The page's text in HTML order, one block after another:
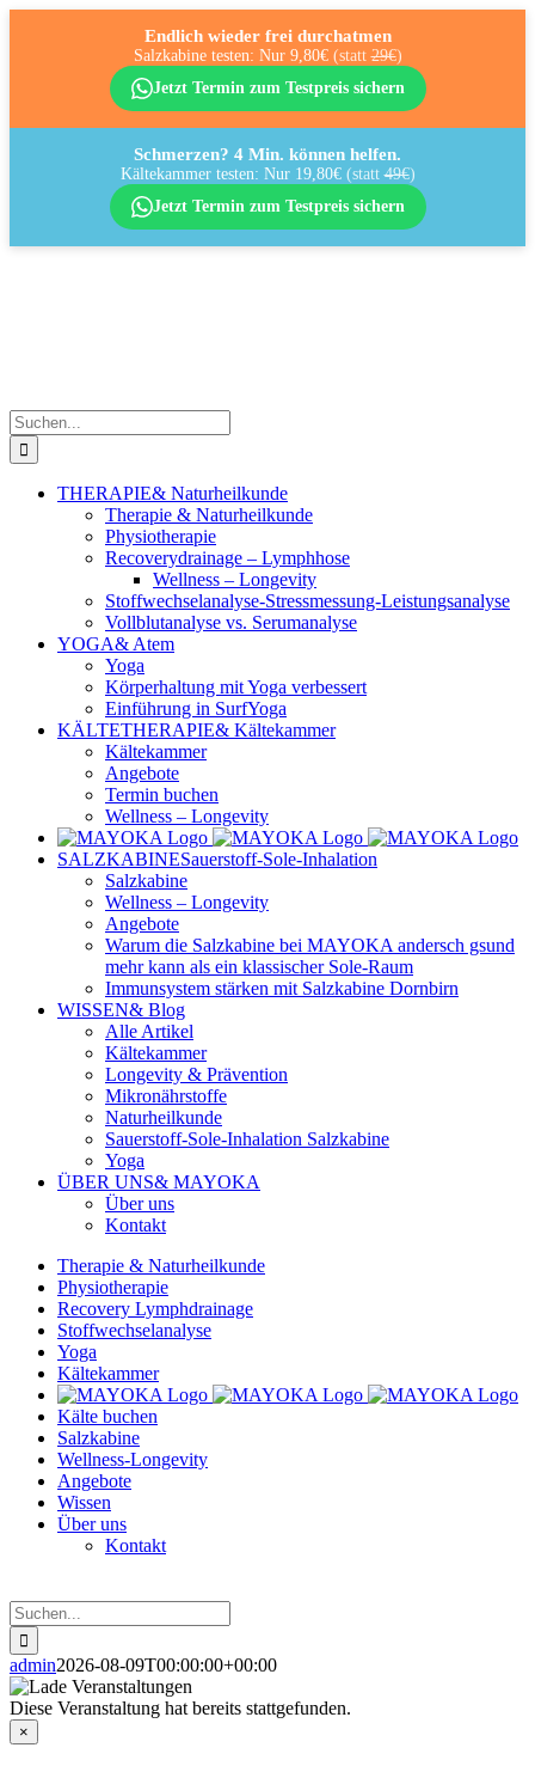
Endlich wieder frei durchatmen
Salzkabine testen: Nur 9,80€ (statt29€)
Jetzt Termin zum Testpreis sichern
Schmerzen? 4 Min. können helfen.
Kältekammer testen: Nur 19,80€ (statt49€)
Jetzt Termin zum Testpreis sichern
Suche
nach:
THERAPIE& Naturheilkunde
Therapie & Naturheilkunde
Physiotherapie
Recoverydrainage – Lymphhose
Wellness – Longevity
Stoffwechselanalyse-Stressmessung-Leistungsanalyse
Vollblutanalyse vs. Serumanalyse
YOGA& Atem
Yoga
Körperhaltung mit Yoga verbessert
Einführung in SurfYoga
KÄLTETHERAPIE& Kältekammer
Kältekammer
Angebote
Termin buchen
Wellness – Longevity
SALZKABINESauerstoff-Sole-Inhalation
Salzkabine
Wellness – Longevity
Angebote
Warum die Salzkabine bei MAYOKA andersch gsund
mehr kann als ein klassischer Sole-Raum
Immunsystem stärken mit Salzkabine Dornbirn
WISSEN& Blog
Alle Artikel
Kältekammer
Longevity & Prävention
Mikronährstoffe
Naturheilkunde
Sauerstoff-Sole-Inhalation Salzkabine
Yoga
ÜBER UNS& MAYOKA
Über uns
Kontakt
Therapie & Naturheilkunde
Physiotherapie
Recovery Lymphdrainage
Stoffwechselanalyse
Yoga
Kältekammer
Kälte buchen
Salzkabine
Wellness-Longevity
Angebote
Wissen
Über uns
Kontakt
Suche
nach:
admin2026-08-09T00:00:00+00:00
Diese Veranstaltung hat bereits stattgefunden.
×